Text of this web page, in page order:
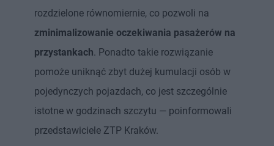
rozdzielone równomiernie, co pozwoli na
zminimalizowanie oczekiwania pasażerów na
przystankach. Ponadto takie rozwiązanie
pomoże uniknąć zbyt dużej kumulacji osób w
pojedynczych pojazdach, co jest szczególnie
istotne w godzinach szczytu — poinformowali
przedstawiciele ZTP Kraków.